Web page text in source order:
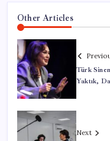
Other Articles
Türk
Yaktık,
Next